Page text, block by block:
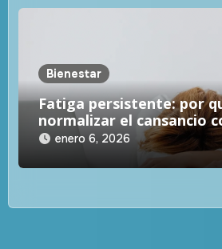
Bienestar
Fatiga persistente: por
normalizar el cansancio
enero 6, 2026